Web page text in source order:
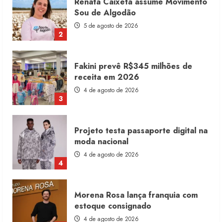
3
receita em 2026
4 de agosto de 2026
4
Projeto testa passaporte digital na
moda nacional
4 de agosto de 2026
5
Morena Rosa lança franquia com
estoque consignado
4 de agosto de 2026
Moda vende US$63,7 bilhões em
produtos licenciados
6 de agosto de 2026